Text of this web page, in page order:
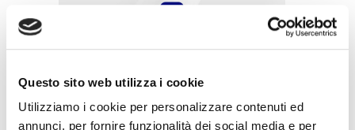
Questo sito web utilizza i cookie
Utilizziamo i cookie per personalizzare contenuti ed
annunci, per fornire funzionalità dei social media e per
Sistemi Thermal Management UFI Filters